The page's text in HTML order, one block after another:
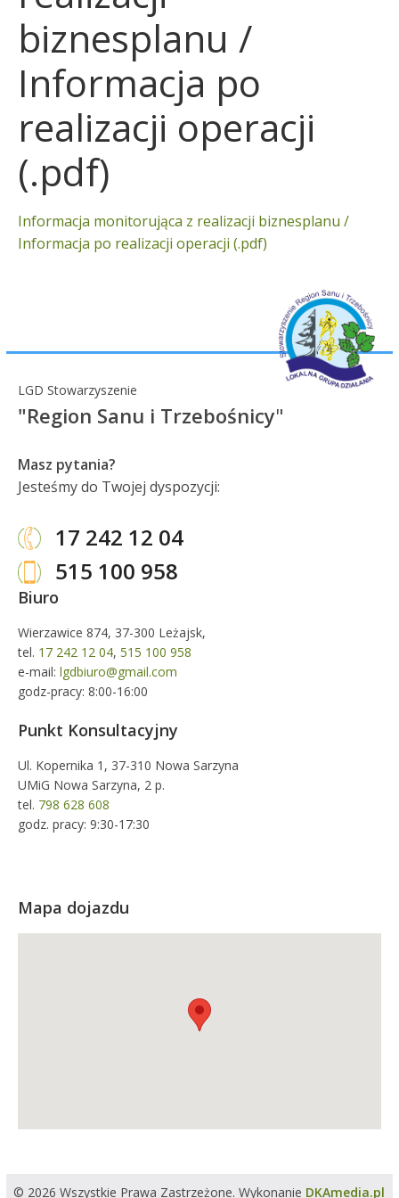
biznesplanu /
Informacja po
realizacji operacji
(.pdf)
Informacja monitorująca z realizacji biznesplanu /
Informacja po realizacji operacji (.pdf)
LGD Stowarzyszenie
"Region Sanu i Trzebośnicy"
Masz pytania?
Jesteśmy do Twojej dyspozycji:
17 242 12 04
515 100 958
Biuro
Wierzawice 874, 37-300 Leżajsk,
tel. 17 242 12 04, 515 100 958
e-mail: lgdbiuro@gmail.com
godz-pracy: 8:00-16:00
Punkt Konsultacyjny
Ul. Kopernika 1, 37-310 Nowa Sarzyna
UMiG Nowa Sarzyna, 2 p.
tel. 798 628 608
godz. pracy: 9:30-17:30
Mapa dojazdu
© 2026 Wszystkie Prawa Zastrzeżone. Wykonanie DKAmedia.pl